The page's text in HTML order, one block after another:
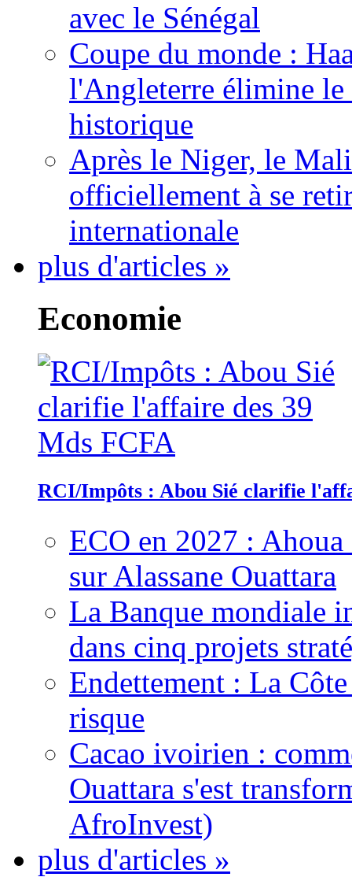
avec le Sénégal
Coupe du monde :
l'Angleterre élimine
historique
Après le Niger, le
officiellement à se
internationale
plus d'articles »
Economie
RCI/Impôts : Abou Sié clarifie
ECO en 2027 :
sur Alassane Ouattara
La Banque mondiale
dans cinq projets
Endettement : La
risque
Cacao ivoirien :
Ouattara s'est
AfroInvest)
plus d'articles »